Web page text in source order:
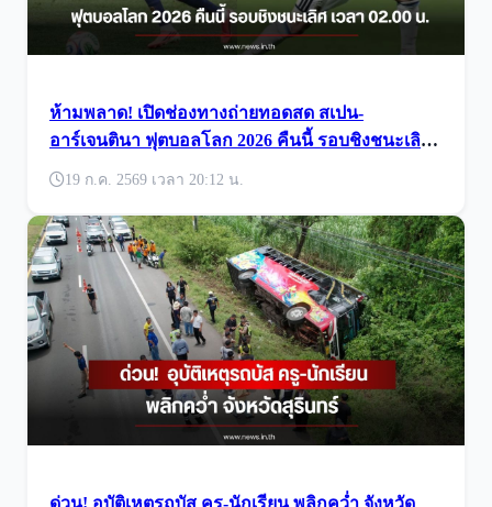
ห้ามพลาด! เปิดช่องทางถ่ายทอดสด สเปน-
อาร์เจนตินา ฟุตบอลโลก 2026 คืนนี้ รอบชิงชนะเลิศ
เวลา 02.00 น.
19 ก.ค. 2569 เวลา 20:12 น.